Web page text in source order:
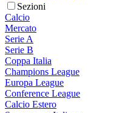
Sezioni
Calcio
Mercato
Serie A
Serie B
Coppa Italia
Champions League
Europa League
Conference League
Calcio Estero